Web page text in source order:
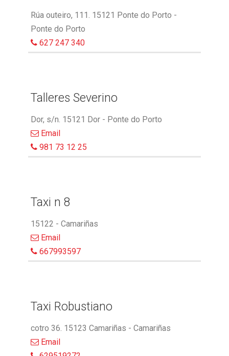
Rúa outeiro, 111. 15121 Ponte do Porto -
Ponte do Porto
627 247 340
Talleres Severino
Dor, s/n. 15121 Dor - Ponte do Porto
Email
981 73 12 25
Taxi n 8
15122 - Camariñas
Email
667993597
Taxi Robustiano
cotro 36. 15123 Camariñas - Camariñas
Email